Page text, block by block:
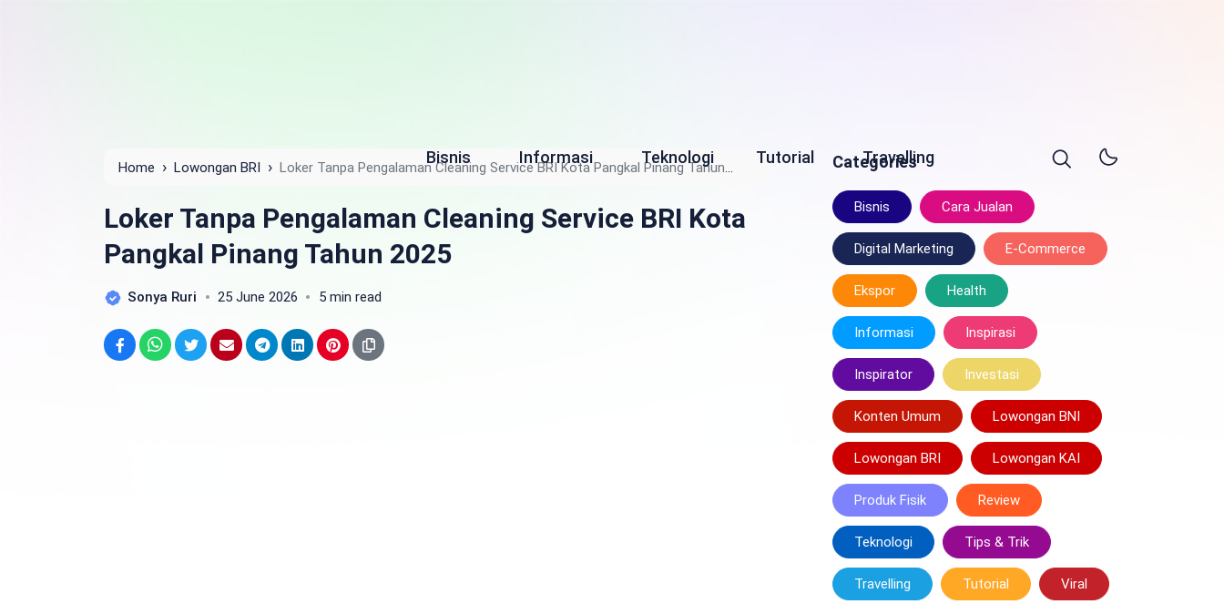
Bisnis Informasi Teknologi Tutorial Travelling
Home › Lowongan BRI › Loker Tanpa Pengalaman Cleaning Service BRI Kota Pangkal Pinang Tahun
Loker Tanpa Pengalaman Cleaning Service BRI Kota
Pangkal Pinang Tahun 2025
Sonya Ruri 25 June 2026 5 min read
Categories
Bisnis Cara Jualan
Digital Marketing E-Commerce
Ekspor Health
Informasi Inspirasi
Inspirator Investasi
Konten Umum Lowongan BNI
Lowongan BRI Lowongan KAI
Produk Fisik Review
Teknologi Tips & Trik
Travelling Tutorial Viral